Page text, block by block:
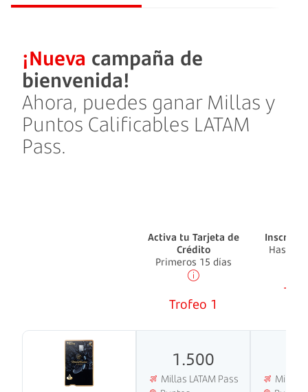
¡Nueva campaña de
bienvenida!
Ahora, puedes ganar Millas y
Puntos Calificables LATAM
Pass.
Activa tu Tarjeta de
Crédito
Primeros 15 días
Trofeo 1
Inscribe
Hasta
1.500
Millas LATAM Pass
Millas